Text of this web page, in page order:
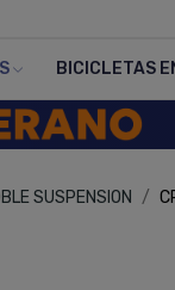
BICICLETAS
SUSPENSION